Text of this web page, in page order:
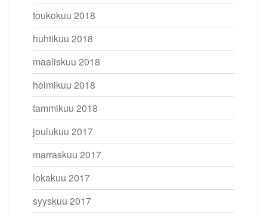
toukokuu 2018
huhtikuu 2018
maaliskuu 2018
helmikuu 2018
tammikuu 2018
joulukuu 2017
marraskuu 2017
lokakuu 2017
syyskuu 2017